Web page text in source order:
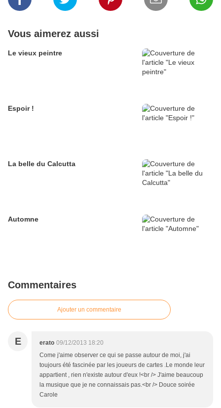
Vous aimerez aussi
Le vieux peintre
Espoir !
La belle du Calcutta
Automne
Commentaires
Ajouter un commentaire
E erato 09/12/2013 18:20
Come j'aime observer ce qui se passe autour de moi, j'ai
toujours été fascinée par les joueurs de cartes .Le monde leur
appartient , rien n'existe autour d'eux !<br /> J'aime beaucoup
la musique que je ne connaissais pas.<br /> Douce soirée
Carole